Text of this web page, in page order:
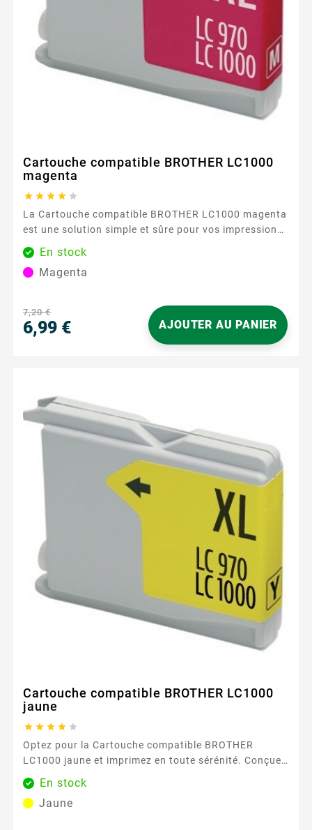
Cartouche compatible BROTHER LC1000
magenta
    
La Cartouche compatible BROTHER LC1000 magenta
est une solution simple et sûre pour vos impressions
du quotidien. Conçue pour la série BROTHER LC1000
, elle délivre un magenta homogène pour des
documents clairs et agréables à lire, que ce soit pour
En stock
Magenta
7,20 €
6,99 € AJOUTER AU PANIER
Cartouche compatible BROTHER LC1000
jaune
    
Optez pour la Cartouche compatible BROTHER
LC1000 jaune et imprimez en toute sérénité. Conçue
pour les imprimantes Brother acceptant le format
LC1000 , elle s’installe facilement et est rapidement
reconnue par votre appareil. Vous gagnez du temps à
En stock
Jaune